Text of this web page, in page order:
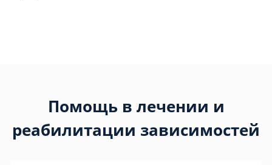
Помощь в лечении и
реабилитации зависимостей